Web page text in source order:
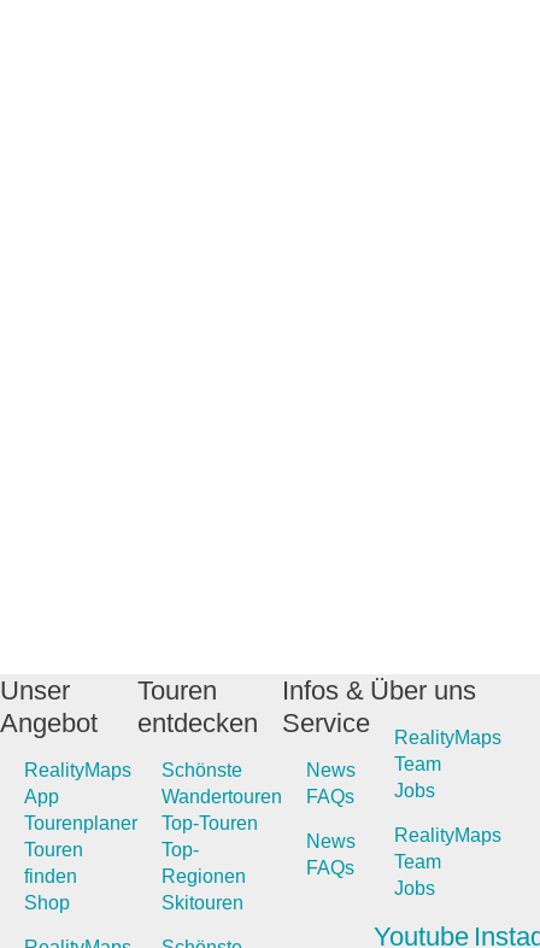
Unser
Angebot
RealityMaps
App
Tourenplaner
Touren
finden
Shop
Touren
entdecken
Schönste
Wandertouren
Top-Touren
Top-
Regionen
Skitouren
Infos &
Service
News
FAQs
News
FAQs
Über uns
RealityMaps
Team
Jobs
RealityMaps
Team
Jobs
Youtube